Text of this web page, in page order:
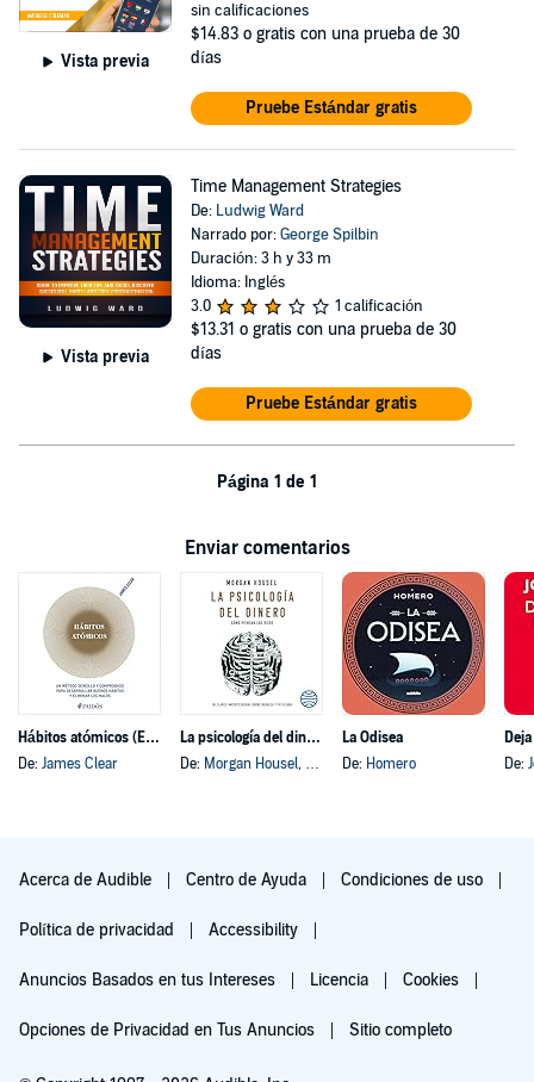
Vista previa
sin calificaciones
$14.83 o gratis con una prueba de 30
días
Pruebe Estándar gratis
Vista previa
Time Management Strategies
De: Ludwig Ward
Narrado por:George Spilbin
Duración: 3 h y 33 m
Idioma: Inglés
3.0
1 calificación
$13.31 o gratis con una prueba de 30
días
Pruebe Estándar gratis
Página 1 de 1
Enviar comentarios
Hábitos atómicos (Español neutro)
De: James Clear
La psicología del dinero
De: Morgan Housel, y otros
La Odisea
De: Homero
De:
Acerca de Audible Centro de Ayuda Condiciones de uso
Política de privacidad Accessibility
Anuncios Basados en tus Intereses Licencia Cookies
Opciones de Privacidad en Tus Anuncios Sitio completo